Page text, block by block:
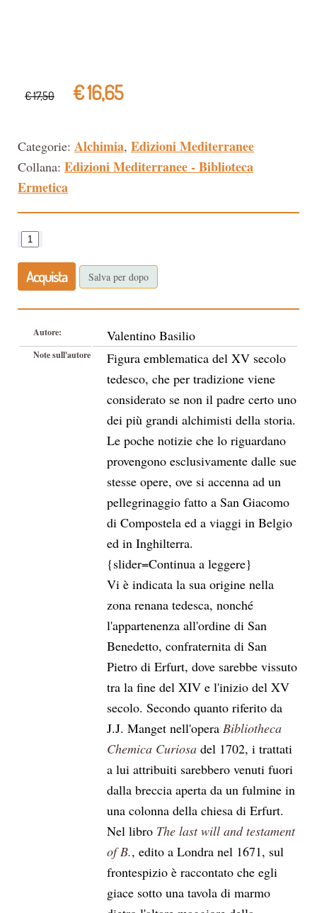
€ 17,50 € 16,65
Categorie: Alchimia, Edizioni Mediterranee
Collana: Edizioni Mediterranee - Biblioteca
Ermetica
Acquista Salva per dopo
Autore: Valentino Basilio
Note sull'autore
Figura emblematica del XV secolo
tedesco, che per tradizione viene
considerato se non il padre certo uno
dei più grandi alchimisti della storia.
Le poche notizie che lo riguardano
provengono esclusivamente dalle sue
stesse opere, ove si accenna ad un
pellegrinaggio fatto a San Giacomo
di Compostela ed a viaggi in Belgio
ed in Inghilterra.
{slider=Continua a leggere}
Vi è indicata la sua origine nella
zona renana tedesca, nonché
l'appartenenza all'ordine di San
Benedetto, confraternita di San
Pietro di Erfurt, dove sarebbe vissuto
tra la fine del XIV e l'inizio del XV
secolo. Secondo quanto riferito da
J.J. Manget nell'opera Bibliotheca
Chemica Curiosa del 1702, i trattati
a lui attribuiti sarebbero venuti fuori
dalla breccia aperta da un fulmine in
una colonna della chiesa di Erfurt.
Nel libro The last will and testament
of B., edito a Londra nel 1671, sul
frontespizio è raccontato che egli
giace sotto una tavola di marmo